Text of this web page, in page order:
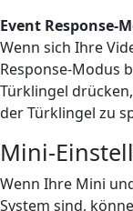
Event Response-
Wenn sich Ihre
Response-Modus
Türklingel
der Türklingel zu
Mini-
Wenn Ihre Mini
System sind,